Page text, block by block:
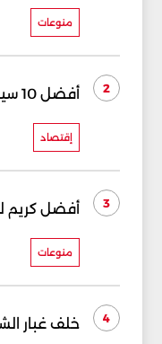
منوعات
2 أفضل 10 سيارات مناسبة للشباب
إقتصاد
3 أفضل كريم
منوعات
4 خلف غبار